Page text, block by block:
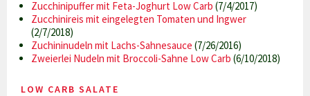
Zucchinipuffer mit Feta-Joghurt Low Carb (7/4/2017)
Zucchinireis mit eingelegten Tomaten und Ingwer
(2/7/2018)
Zuchininudeln mit Lachs-Sahnesauce (7/26/2016)
Zweierlei Nudeln mit Broccoli-Sahne Low Carb (6/10/2018)
LOW CARB SALATE